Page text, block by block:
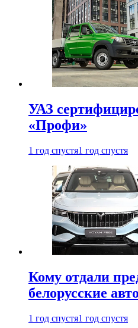
УАЗ
«Профи»
1 год спустя1 год спустя
Кому отдали
белорусские
1 год спустя1 год спустя